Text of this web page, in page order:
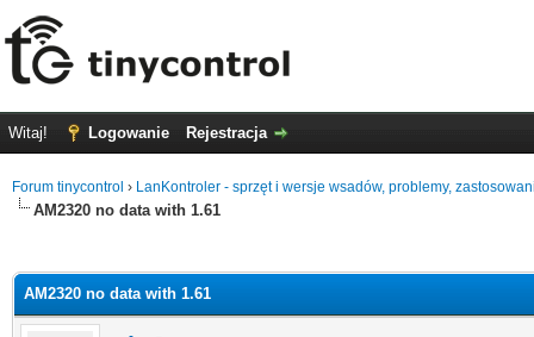
Witaj! Logowanie Rejestracja
Forum tinycontrol › LanKontroler - sprzęt i wersje wsadów, problemy,
AM2320 no data with 1.61
AM2320 no data with 1.61